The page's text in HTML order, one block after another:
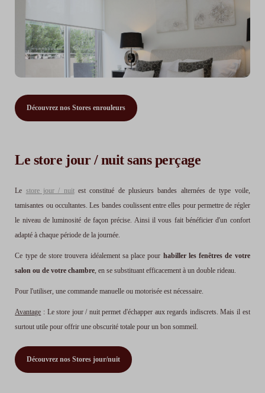
Découvrez nos Stores enrouleurs
Le store jour / nuit sans perçage
Le store jour / nuitest constitué de plusieurs bandes alternées de type voile,
tamisantes ou occultantes. Les bandes coulissent entre elles pour permettre de régler
le niveau de luminosité de façon précise. Ainsi il vous fait bénéficier d'un confort
adapté à chaque période de la journée.
Ce type de store trouvera idéalement sa place pour habiller les fenêtres de votre
salon ou de votre chambre , en se substituant efficacement à un double rideau.
Pour l'utiliser, une commande manuelle ou motorisée est nécessaire.
Avantage : Le store jour / nuit permet d'échapper aux regards indiscrets. Mais il est
surtout utile pour offrir une obscurité totale pour un bon sommeil.
Découvrez nos Stores jour/nuit